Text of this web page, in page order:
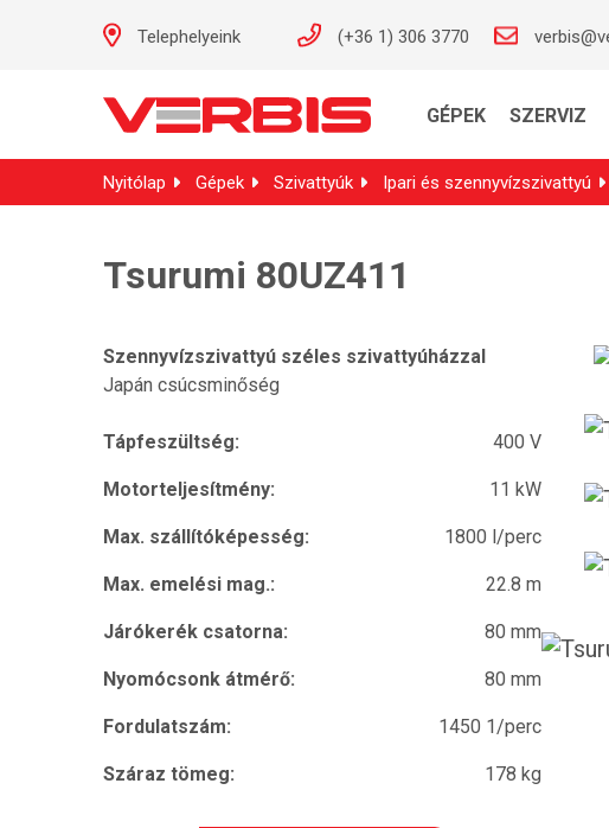
Telephelyeink (+36 1) 306 3770
GÉPEK SZERVIZ
Nyitólap Gépek Szivattyúk Ipari és szennyvízszivattyú
Tsurumi 80UZ411
Szennyvízszivattyú széles szivattyúházzal
Japán csúcsminőség
Tápfeszültség: 400 V
Motorteljesítmény: 11 kW
Max. szállítóképesség: 1800 l/perc
Max. emelési mag.: 22.8 m
Járókerék csatorna: 80 mm
Nyomócsonk átmérő: 80 mm
Fordulatszám: 1450 1/perc
Száraz tömeg: 178 kg